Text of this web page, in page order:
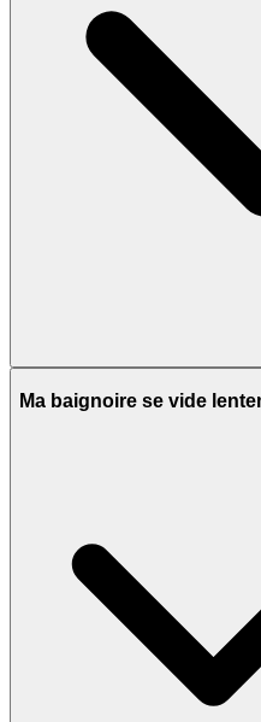
Ma baignoire se vide